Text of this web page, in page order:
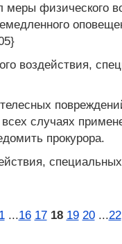
физического
воздействия,
случаях
прокурора.
специальных
1 ...16 17 18 19 20 ...22